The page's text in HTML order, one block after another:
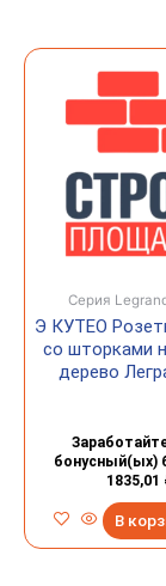
Серия
Э КУТЕО
со шторками
дерево
бонусный(ых)
1835,01
В